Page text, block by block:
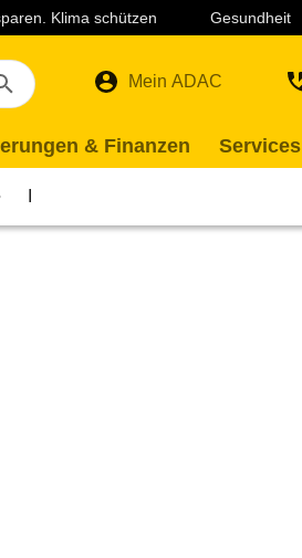
Klima schützen Gesundheit
Mein ADAC
& Finanzen Services